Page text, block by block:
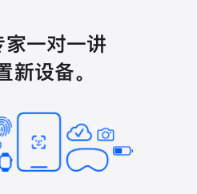
一对一讲
新设备。